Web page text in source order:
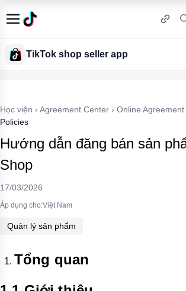
TikTok shop seller app
Học viện › Agreement Center › Online Agreement
Policies
Hướng dẫn đăng bán sản
Shop
17/03/2026
Áp dụng cho:Việt Nam
Quản lý sản phẩm
Tổng quan